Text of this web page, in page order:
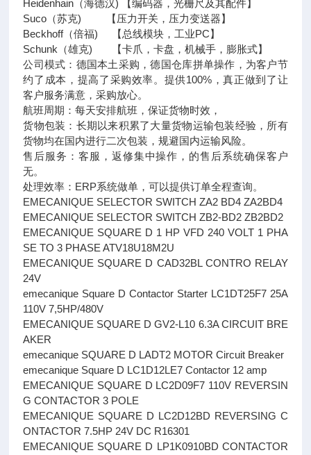
Heidenhain（海德汉) 【编码器，光栅尺及其配件】
Suco（苏克) 【压力开关，压力变送器】
Beckhoff（倍福) 【总线模块，工业PC】
Schunk（雄克) 【卡爪，卡盘，机械手，膨胀式】
公司模式：德国本土采购，德国仓库拼单操作，为客户节
约了成本，提高了采购效率。提供100%，真正做到了让
客户服务满意，采购放心。
航班周期：每天安排航班，保证货物时效，
货物包装：长期以来积累了大量货物运输包装经验，所有
货物均在国内进行二次包装，规避国内运输风险。
售后服务：客服，返修集中操作，的售后系统确保客户
无。
处理效率：ERP系统做单，可以提供订单全程查询。
EMECANIQUE SELECTOR SWITCH ZA2 BD4 ZA2BD4
EMECANIQUE SELECTOR SWITCH ZB2-BD2 ZB2BD2
EMECANIQUE SQUARE D 1 HP VFD 240 VOLT 1 PHA
SE TO 3 PHASE ATV18U18M2U
EMECANIQUE SQUARE D CAD32BL CONTRO RELAY
24V
emecanique Square D Contactor Starter LC1DT25F7 25A
110V 7,5HP/480V
EMECANIQUE SQUARE D GV2-L10 6.3A CIRCUIT BRE
AKER
emecanique SQUARE D LADT2 MOTOR Circuit Breaker
emecanique Square D LC1D12LE7 Contactor 12 amp
EMECANIQUE SQUARE D LC2D09F7 110V REVERSIN
G CONTACTOR 3 POLE
EMECANIQUE SQUARE D LC2D12BD REVERSING C
ONTACTOR 7.5HP 24V DC R16301
EMECANIQUE SQUARE D LP1K0910BD CONTACTOR